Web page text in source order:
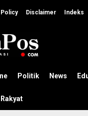
Disclaimer Indeks
Politik News